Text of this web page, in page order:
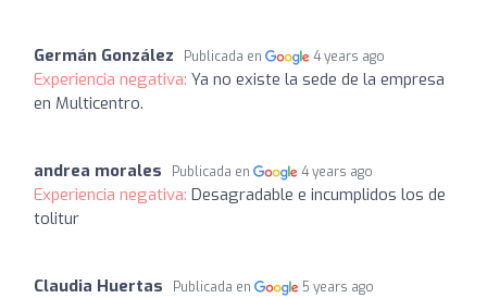
Germán González Publicada en 4 years ago
Experiencia negativa: Ya no existe la sede de la empresa
en Multicentro.
andrea morales Publicada en 4 years ago
Experiencia negativa: Desagradable e incumplidos los de
tolitur
Claudia Huertas Publicada en 5 years ago